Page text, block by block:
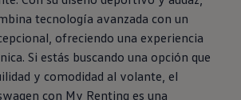
tecnología avanzada con un
ofreciendo una experiencia
Si estás buscando una opción que
y comodidad al volante, el
con My Renting es una